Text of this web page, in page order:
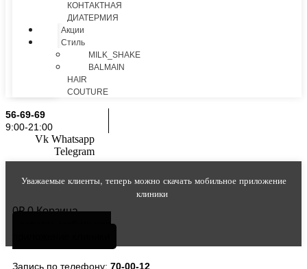
КОНТАКТНАЯ
ДИАТЕРМИЯ
Акции
Стиль
MILK_SHAKE
BALMAIN
HAIR
COUTURE
56-69-69
9:00-21:00
Vk Whatsapp
Telegram
Уважаемые клиенты, теперь можно скачать мобильное приложение
клиники
0₽ 0 Корзина
Запись по телефону: 70-00-12